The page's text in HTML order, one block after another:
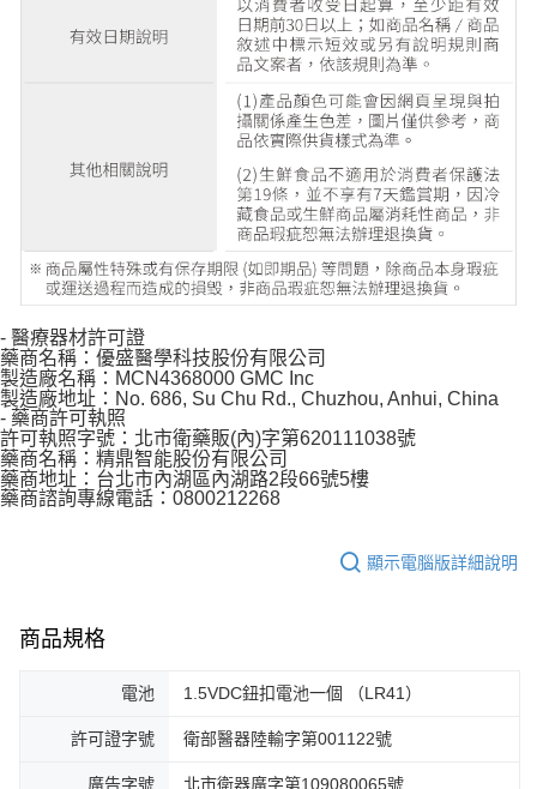
- 醫療器材許可證
藥商名稱：優盛醫學科技股份有限公司
製造廠名稱：MCN4368000 GMC Inc
製造廠地址：No. 686, Su Chu Rd., Chuzhou, Anhui, China
- 藥商許可執照
許可執照字號：北市衛藥販(內)字第620111038號
藥商名稱：精鼎智能股份有限公司
藥商地址：台北市內湖區內湖路2段66號5樓
藥商諮詢專線電話：0800212268
顯示電腦版詳細說明
商品規格
電池 1.5VDC鈕扣電池一個 （LR41）
許可證字號 衛部醫器陸輸字第001122號
廣告字號 北市衛器廣字第109080065號